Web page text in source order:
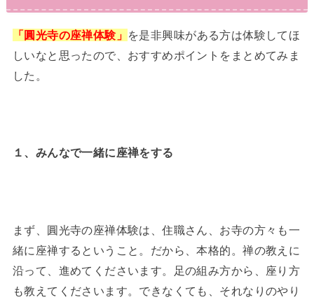
「圓光寺の座禅体験」 を是非興味がある方は体験してほ
しいなと思ったので、おすすめポイントをまとめてみま
した。
１、みんなで一緒に座禅をする
まず、圓光寺の座禅体験は、住職さん、お寺の方々も一
緒に座禅するということ。だから、本格的。禅の教えに
沿って、進めてくださいます。足の組み方から、座り方
も教えてくださいます。できなくても、それなりのやり